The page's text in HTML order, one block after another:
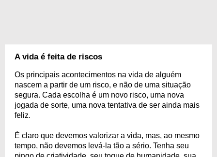
A vida é feita de riscos
Os principais acontecimentos na vida de alguém
nascem a partir de um risco, e não de uma situação
segura. Cada escolha é um novo risco, uma nova
jogada de sorte, uma nova tentativa de ser ainda mais
feliz.
É claro que devemos valorizar a vida, mas, ao mesmo
tempo, não devemos levá-la tão a sério. Tenha seu